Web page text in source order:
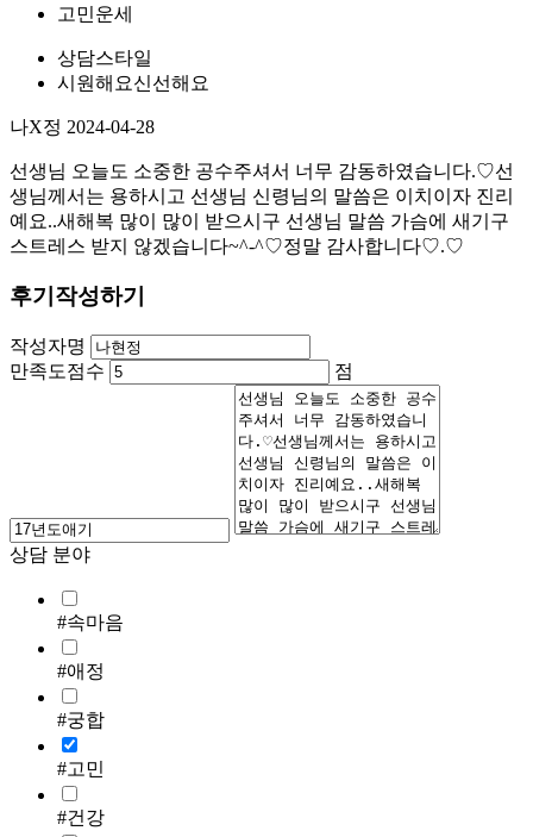
고민운세
상담스타일
시원해요신선해요
나X정 2024-04-28
선생님 오늘도 소중한 공수주셔서 너무 감동하였습니다.♡선
생님께서는 용하시고 선생님 신령님의 말씀은 이치이자 진리
예요..새해복 많이 많이 받으시구 선생님 말씀 가슴에 새기구
스트레스 받지 않겠습니다~^-^♡정말 감사합니다♡.♡
후기작성하기
작성자명
만족도점수
점
상담 분야
#속마음
#애정
#궁합
#고민
#건강